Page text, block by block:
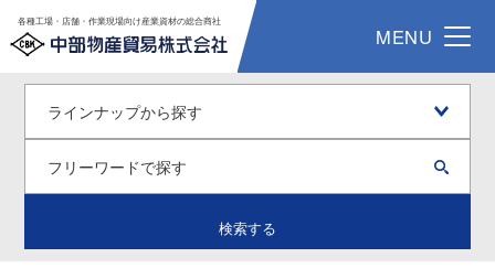
各種工場・店舗・作業現場向け産業資材の総合商社
MENU
検索する